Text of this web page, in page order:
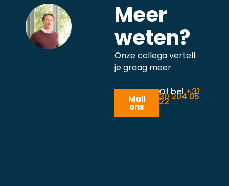
Meer
weten?
Onze collega vertelt
je graag meer
Mail
ons
Of bel+31
30 204 05
22